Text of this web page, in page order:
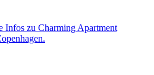
Infos zu Charming Apartment